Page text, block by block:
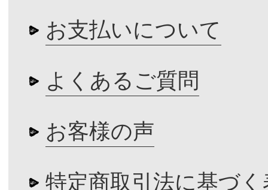
お支払いについて
よくあるご質問
お客様の声
特定商取引法に基づく